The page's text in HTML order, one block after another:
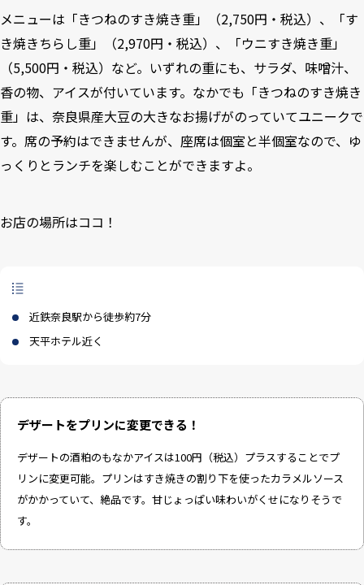
メニューは「きつねのすき焼き重」（2,750円・税込）、「す
き焼きちらし重」（2,970円・税込）、「ウニすき焼き重」
（5,500円・税込）など。いずれの重にも、サラダ、味噌汁、
香の物、アイスが付いています。なかでも「きつねのすき焼き
重」は、奈良県産大豆の大きなお揚げがのっていてユニークで
す。席の予約はできませんが、座席は個室と半個室なので、ゆ
っくりとランチを楽しむことができますよ。
お店の場所はココ！
近鉄奈良駅から徒歩約7分
天平ホテル近く
デザートをプリンに変更できる！
デザートの酒粕のもなかアイスは100円（税込）プラスすることでプ
リンに変更可能。プリンはすき焼きの割り下を使ったカラメルソース
がかかっていて、絶品です。甘じょっぱい味わいがくせになりそうで
す。